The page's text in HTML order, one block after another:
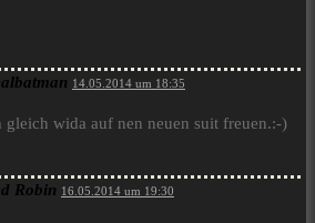
14.05.2014 um 18:35
gleich wida auf nen neuen suit freuen.:-)
Robin 16.05.2014 um 19:30